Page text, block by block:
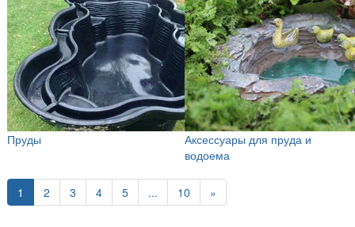
Пруды
Аксессуары для пруда и
водоема
1 2 3 4 5 ... 10 »